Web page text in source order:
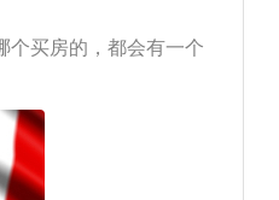
个买房的，都会有一个